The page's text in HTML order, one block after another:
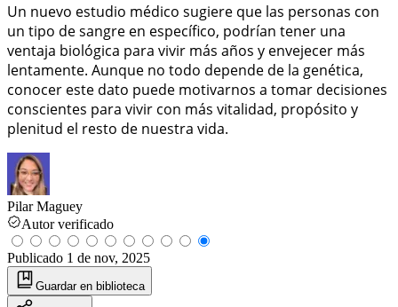
Un nuevo estudio médico sugiere que las personas con
un tipo de sangre en específico, podrían tener una
ventaja biológica para vivir más años y envejecer más
lentamente. Aunque no todo depende de la genética,
conocer este dato puede motivarnos a tomar decisiones
conscientes para vivir con más vitalidad, propósito y
plenitud el resto de nuestra vida.
Pilar Maguey
Autor verificado
Publicado 1 de nov, 2025
Guardar en biblioteca